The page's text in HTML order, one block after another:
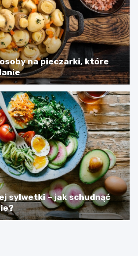
na pieczarki, które
sylwetki – jak schudnąć